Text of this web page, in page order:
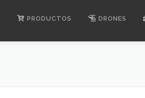
PRODUCTOS DRONES